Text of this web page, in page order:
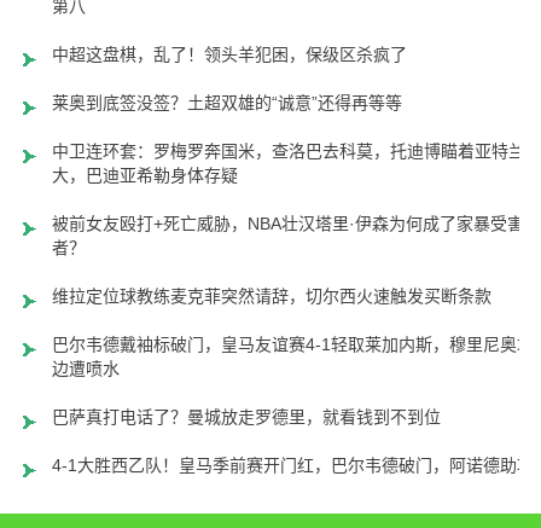
第八
中超这盘棋，乱了！领头羊犯困，保级区杀疯了
莱奥到底签没签？土超双雄的“诚意”还得再等等
中卫连环套：罗梅罗奔国米，查洛巴去科莫，托迪博瞄着亚特兰
大，巴迪亚希勒身体存疑
被前女友殴打+死亡威胁，NBA壮汉塔里·伊森为何成了家暴受害
者？
维拉定位球教练麦克菲突然请辞，切尔西火速触发买断条款
巴尔韦德戴袖标破门，皇马友谊赛4-1轻取莱加内斯，穆里尼奥场
边遭喷水
巴萨真打电话了？曼城放走罗德里，就看钱到不到位
4-1大胜西乙队！皇马季前赛开门红，巴尔韦德破门，阿诺德助攻